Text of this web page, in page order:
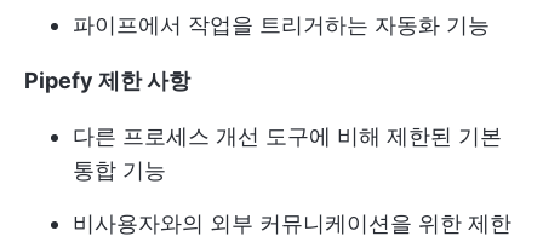
파이프에서 작업을 트리거하는 자동화 기능
Pipefy 제한 사항
다른 프로세스 개선 도구에 비해 제한된 기본
통합 기능
비사용자와의 외부 커뮤니케이션을 위한 제한